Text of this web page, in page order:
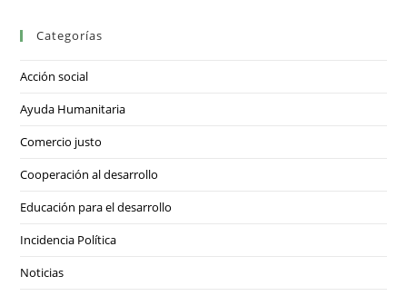
Categorías
Acción social
Ayuda Humanitaria
Comercio justo
Cooperación al desarrollo
Educación para el desarrollo
Incidencia Política
Noticias